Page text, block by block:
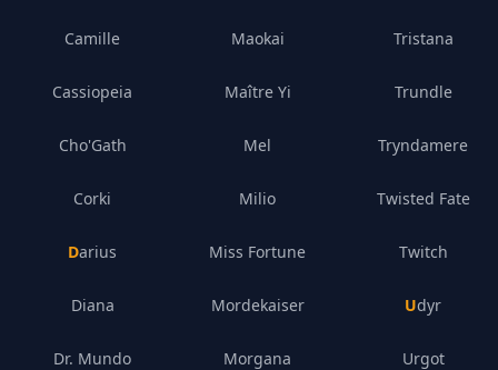
Camille
Cassiopeia
Cho'Gath
Corki
Darius
Diana
Dr. Mundo
Maokai
Maître Yi
Mel
Milio
Miss Fortune
Mordekaiser
Morgana
Tristana
Trundle
Tryndamere
Twisted Fate
Twitch
Udyr
Urgot